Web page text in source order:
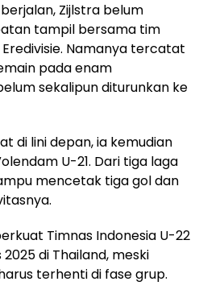
Zijlstra belum
tampil bersama tim
Namanya tercatat
pada enam
sekalipun diturunkan ke
di lini depan, ia kemudian
U-21. Dari tiga laga
mencetak tiga gol dan
Timnas Indonesia U-22
di Thailand, meski
terhenti di fase grup.